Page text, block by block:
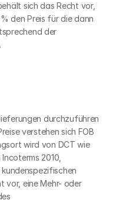
sich das Recht vor,
den Preis für die dann
der
durchzuführen
verstehen sich FOB
wird von DCT wie
2010,
kundenspezifischen
vor, eine Mehr- oder